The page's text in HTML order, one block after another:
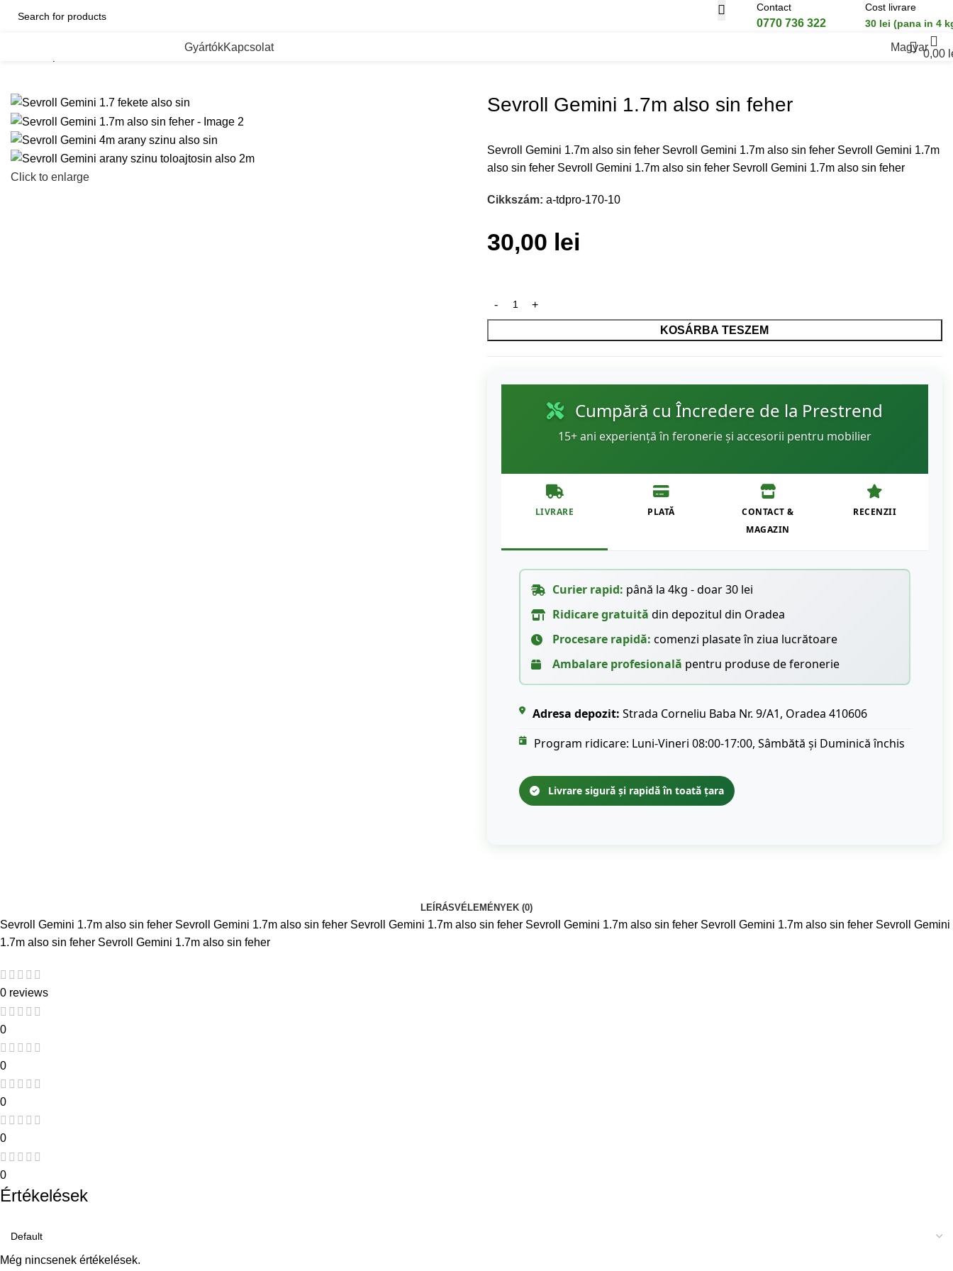
Contact
0770 736 322
Cost livrare
30 lei (pana in 4
GyártókKapcsolat Magyar
0,00
Sevroll Gemini 2.35m aluminium also sin
Click to enlarge
Sevroll Gemini 1.7m also sin feher
Sevroll Gemini 1.7m also sin feher Sevroll Gemini 1.7m also sin feher Sevroll Gemini 1.7m
also sin feher Sevroll Gemini 1.7m also sin feher Sevroll Gemini 1.7m also sin feher
Cikkszám: a-tdpro-170-10
30,00 lei
KOSÁRBA TESZEM
Cumpără cu Încredere de la Prestrend
15+ ani experiență în feronerie și accesorii pentru mobilier
LIVRARE PLATĂ
CONTACT &
MAGAZIN
RECENZII
Curier rapid: până la 4kg - doar 30 lei
Ridicare gratuită din depozitul din Oradea
Procesare rapidă: comenzi plasate în ziua lucrătoare
Ambalare profesională pentru produse de feronerie
Adresa depozit: Strada Corneliu Baba Nr. 9/A1, Oradea 410606
Program ridicare: Luni-Vineri 08:00-17:00, Sâmbătă și Duminică închis
Livrare sigură și rapidă în toată țara
LEÍRÁSVÉLEMÉNYEK (0)
Sevroll Gemini 1.7m also sin feher Sevroll Gemini 1.7m also sin feher Sevroll Gemini 1.7m also sin feher Sevroll Gemini 1.7m also sin feher Sevroll Gemini 1.7m also sin feher Sevroll Gemini
1.7m also sin feher Sevroll Gemini 1.7m also sin feher
0 reviews
0
0
0
0
0
Értékelések
Még nincsenek értékelések.